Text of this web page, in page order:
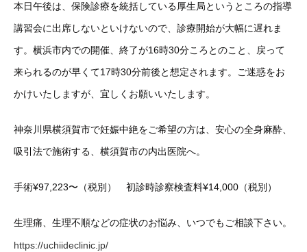
本日午後は、保険診療を統括している厚生局というところの指導
講習会に出席しないといけないので、診療開始が大幅に遅れま
す。横浜市内での開催、終了が16時30分ころとのこと、戻って
来られるのが早くて17時30分前後と想定されます。ご迷惑をお
かけいたしますが、宜しくお願いいたします。
神奈川県横須賀市で妊娠中絶をご希望の方は、安心の全身麻酔、
吸引法で施術する、横須賀市の内出医院へ。
手術¥97,223〜（税別） 初診時診察検査料¥14,000（税別）
生理痛、生理不順などの症状のお悩み、いつでもご相談下さい。
https://uchiideclinic.jp/